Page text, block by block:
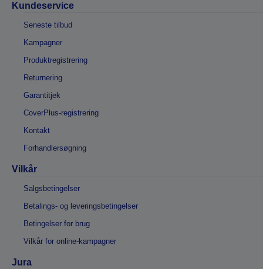
Kundeservice
Seneste tilbud
Kampagner
Produktregistrering
Returnering
Garantitjek
CoverPlus-registrering
Kontakt
Forhandlersøgning
Vilkår
Salgsbetingelser
Betalings- og leveringsbetingelser
Betingelser for brug
Vilkår for online-kampagner
Jura